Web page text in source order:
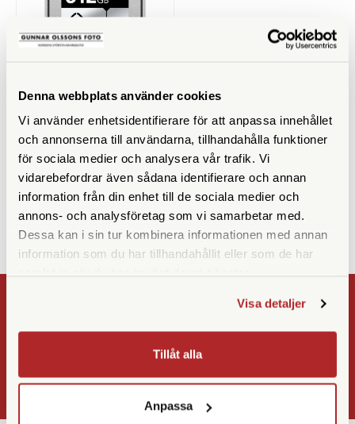
Denna webbplats använder cookies
Vi använder enhetsidentifierare för att anpassa innehållet
och annonserna till användarna, tillhandahålla funktioner
för sociala medier och analysera vår trafik. Vi
vidarebefordrar även sådana identifierare och annan
information från din enhet till de sociala medier och
annons- och analysföretag som vi samarbetar med.
Dessa kan i sin tur kombinera informationen med annan
information som du har tillhandahållit eller som de har
Visa detaljer
Tillåt alla
Anpassa
Lexar
Lexar CFexpress Pro Silver
Serie R1750/W1300 512GB
Tillfälligt slut
2.990 SEK
LÄS MER
KÖP